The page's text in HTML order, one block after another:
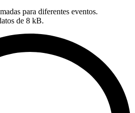
para diferentes eventos.
de 8 kB.